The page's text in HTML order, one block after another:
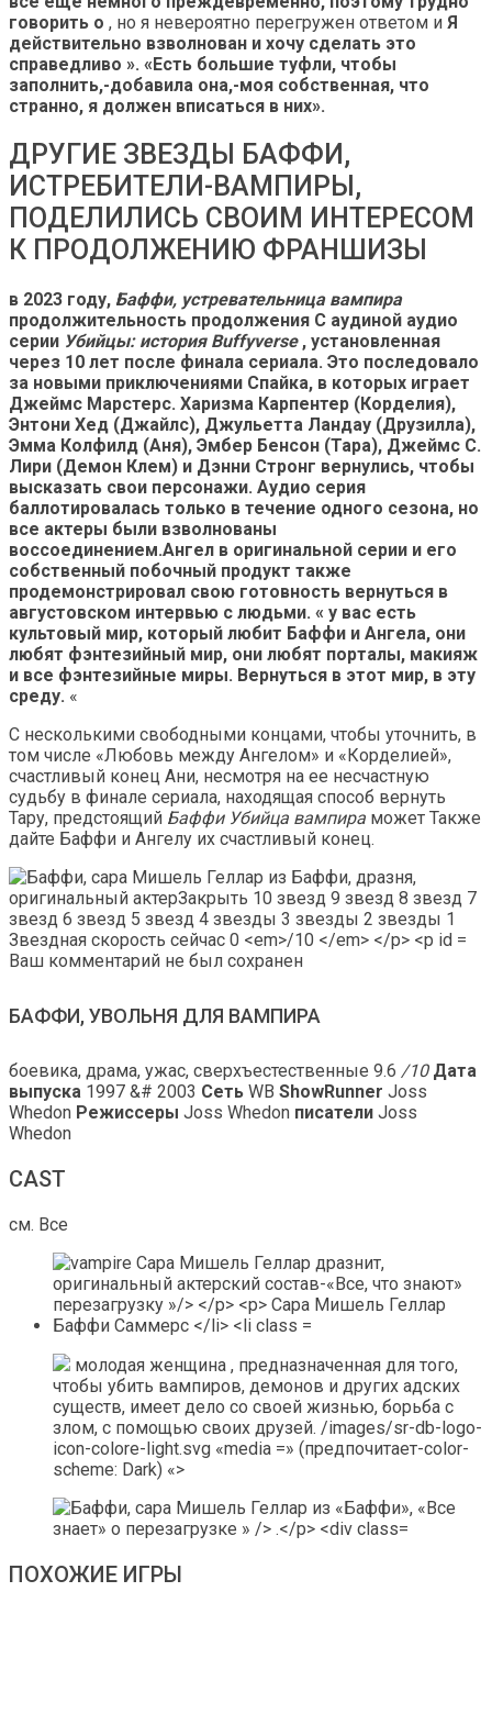
говорить о , но я невероятно перегружен ответом и Я
действительно взволнован и хочу сделать это
справедливо ». «Есть большие туфли, чтобы
заполнить,-добавила она,-моя собственная, что
странно, я должен вписаться в них».
ДРУГИЕ ЗВЕЗДЫ БАФФИ,
ИСТРЕБИТЕЛИ-ВАМПИРЫ,
ПОДЕЛИЛИСЬ СВОИМ ИНТЕРЕСОМ
К ПРОДОЛЖЕНИЮ ФРАНШИЗЫ
в 2023 году, Баффи, устревательница вампира
продолжительность продолжения С аудиной аудио
серии Убийцы: история Buffyverse , установленная
через 10 лет после финала сериала. Это последовало
за новыми приключениями Спайка, в которых играет
Джеймс Марстерс. Харизма Карпентер (Корделия),
Энтони Хед (Джайлс), Джульетта Ландау (Друзилла),
Эмма Колфилд (Аня), Эмбер Бенсон (Тара), Джеймс С.
Лири (Демон Клем) и Дэнни Стронг вернулись, чтобы
высказать свои персонажи. Аудио серия
баллотировалась только в течение одного сезона, но
все актеры были взволнованы
воссоединением.Ангел в оригинальной серии и его
собственный побочный продукт также
продемонстрировал свою готовность вернуться в
августовском интервью с людьми. « у вас есть
культовый мир, который любит Баффи и Ангела, они
любят фэнтезийный мир, они любят порталы, макияж
и все фэнтезийные миры. Вернуться в этот мир, в эту
среду. «
С несколькими свободными концами, чтобы уточнить, в
том числе «Любовь между Ангелом» и «Корделией»,
счастливый конец Ани, несмотря на ее несчастную
судьбу в финале сериала, находящая способ вернуть
Тару, предстоящий Баффи Убийца вампира может Также
дайте Баффи и Ангелу их счастливый конец.
Ваш комментарий не был сохранен
БАФФИ, УВОЛЬНЯ ДЛЯ ВАМПИРА
боевика, драма, ужас, сверхъестественные 9.6 /10 Дата
выпуска 1997 &# 2003 Сеть WB ShowRunner Joss
Whedon Режиссеры Joss Whedon писатели Joss
Whedon
CAST
см. Все
молодая женщина , предназначенная для того,
чтобы убить вампиров, демонов и других адских
существ, имеет дело со своей жизнью, борьба с
злом, с помощью своих друзей. /images/sr-db-logo-
icon-colore-light.svg «media =» (предпочитает-color-
scheme: Dark) «>
ПОХОЖИЕ ИГРЫ